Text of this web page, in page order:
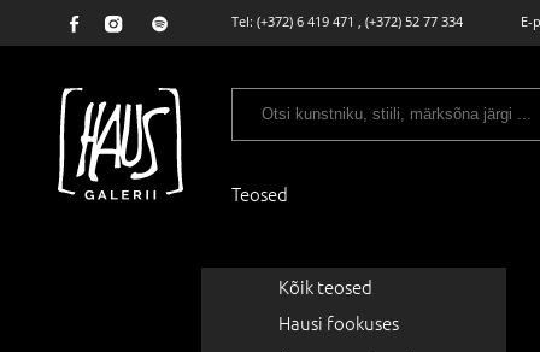
Tel: (+372) 6 419 471 , (+372) 52 77 334 E-
Teosed
Kõik teosed
Hausi fookuses